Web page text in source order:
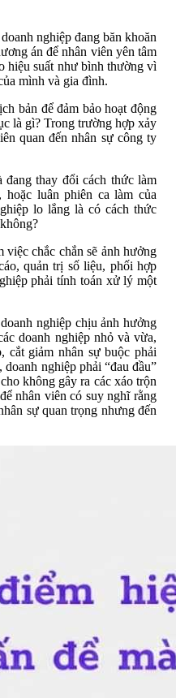
nghiệp đang băn khoăn
án để nhân viên yên tâm
hiệu suất như bình thường vì
mình và gia đình.
bản để đảm bảo hoạt động
là gì? Trong trường hợp xảy
quan đến nhân sự công ty
đang thay đổi cách thức làm
luân phiên ca làm của
lo lắng là có cách thức
chắc chắn sẽ ảnh hưởng
quản trị số liệu, phối hợp
phải tính toán xử lý một
nghiệp chịu ảnh hưởng
doanh nghiệp nhỏ và vừa,
cắt giảm nhân sự buộc phải
nghiệp phải “đau đầu”
không gây ra các xáo trộn
nhân viên có suy nghĩ rằng
sự quan trọng nhưng đến